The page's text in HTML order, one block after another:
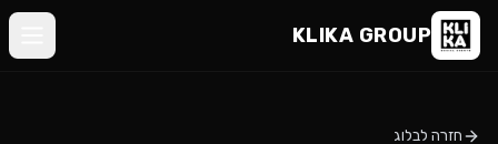
KLIKA GROUP
KLIKA
GROUP
דברוחזרה לבלוג